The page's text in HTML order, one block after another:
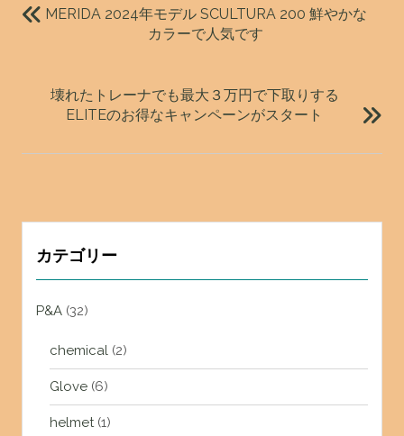
稿
ョ
MERIDA 2024年モデル SCULTURA 200 鮮やかな
カラーで人気です
壊れたトレーナでも最大３万円で下取りする
ELITEのお得なキャンペーンがスタート
カテゴリー
P&A(32)
chemical(2)
Glove(6)
helmet(1)